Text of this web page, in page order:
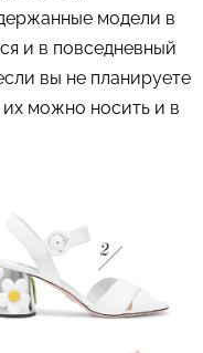
модели в
и в повседневный
вы не планируете
можно носить и в